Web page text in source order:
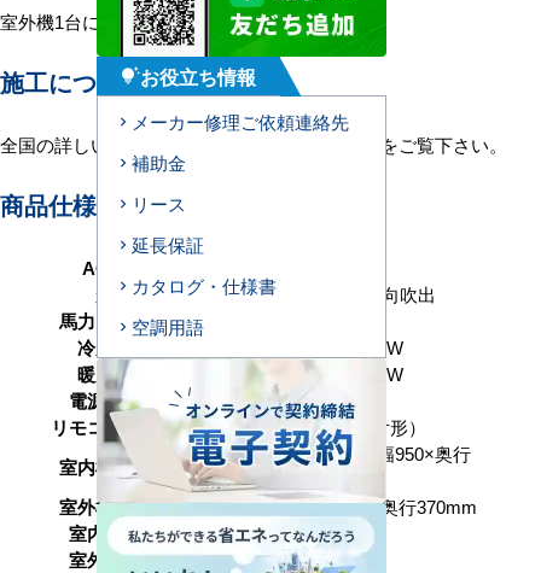
室外機1台に室内機1台を接続する1対1構成。
施工について
全国の詳しい施工エリアに関しましては をご覧下さい。
商品仕様＜参考例＞
AC型番
形状
天井カセット形4方向吹出
馬力（能力）
冷房能力
14.0（2.6～16.0） kW
暖房能力
14.0（2.7～18.0） kW
電源タイプ
三相200V
リモコンタイプ
ワイヤード（壁取付形）
室内機サイズ
高さ319（＋30）×幅950×奥行
950mm
室外機サイズ
高さ1050×幅1010×奥行370mm
室内機重量
25+5(kg)
室外機重量
79kg
tips_and_updatesお役立ち情報
メーカー修理ご依頼連絡先
補助金
リース
延長保証
カタログ・仕様書
空調用語